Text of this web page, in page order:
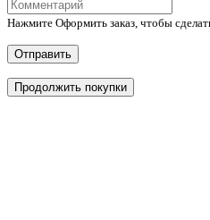
Нажмите Оформить заказ, чтобы
Отправить
Продолжить покупки